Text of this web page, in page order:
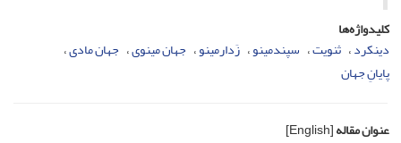
کلیدواژه‌ها
دینکرد ثنویت سپندمینو زَدارمینو جهان مینوی جهان مادی
پایانِ جهان
عنوان مقاله[English]